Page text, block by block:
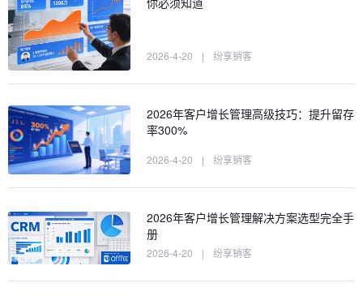
2026-4-20 | 纷享销客
2026年客户增长管理高级技巧：提升留存
率300%
2026-4-20 | 纷享销客
2026年客户增长管理解决方案选型完全手
册
2026-4-20 | 纷享销客